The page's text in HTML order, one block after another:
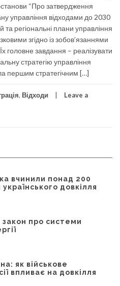
“Про затвердження
управління відходами до 2030
та регіональні плани управління
згідно із зобов’язаннями
головне завдання – реалізувати
стратегію управління
першим стратегічним […]
, Відходи Leave a
вчинили понад 200
довкілля
закон про системи
як військове
впливає на довкілля